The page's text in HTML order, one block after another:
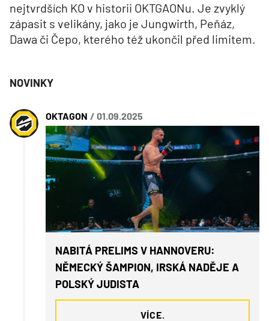
nejtvrdších KO v historii OKTGAONu. Je zvyklý
zápasit s velikány, jako je Jungwirth, Peňáz,
Dawa či Čepo, kterého též ukončil před limitem.
NOVINKY
OKTAGON / 01.09.2025
NABITÁ PRELIMS V HANNOVERU:
NĚMECKÝ ŠAMPION, IRSKÁ NADĚJE A
POLSKÝ JUDISTA
VÍCE.